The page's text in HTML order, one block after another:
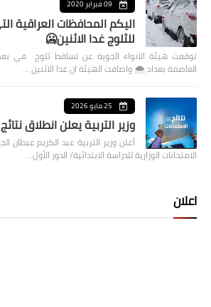
09 فبراير 2020
اليكم المحافظات
للثلوج غدا الاثنين🥶
توقعت هيئة الانواء الجوية عن تساقط ثلوج في
العاصمة بغداد ⁦🌨️⁩ واضافت الهيئة ان غدا الاثنين …
25 مايو 2026
وزير التربية يعلن انطلاق
أعلن وزير التربية عبد الكريم عبطان
الامتحانات الوزارية للدراسة الابتدائية/ الدور الأول…
اعلان